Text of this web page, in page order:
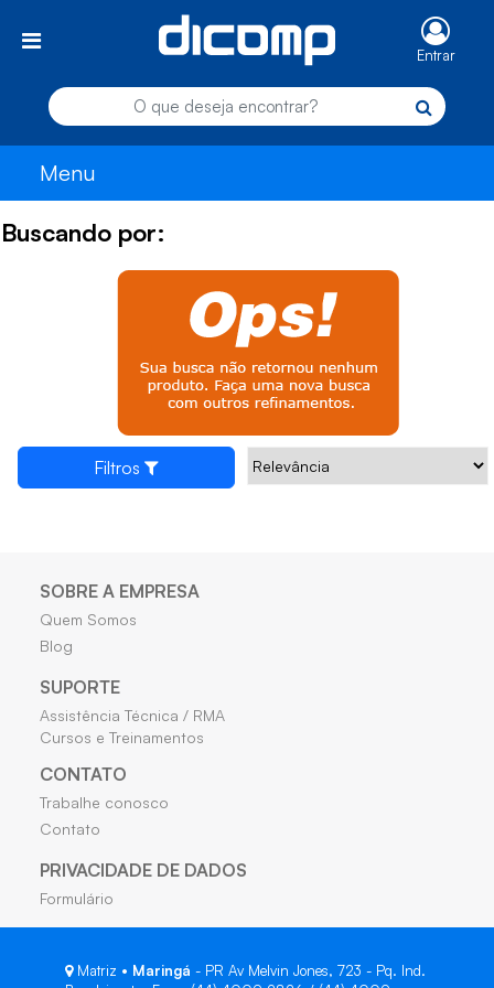
Entrar
Menu
Buscando por:
Filtros
SOBRE A EMPRESA
Quem Somos
Blog
SUPORTE
Assistência Técnica / RMA
Cursos e Treinamentos
CONTATO
Trabalhe conosco
Contato
PRIVACIDADE DE DADOS
Formulário
Matriz • Maringá - PR Av Melvin Jones, 723 - Pq. Ind.